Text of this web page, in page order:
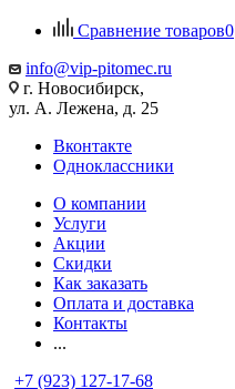
Сравнение товаров0
info@vip-pitomec.ru
г. Новосибирск,
ул. А. Лежена, д. 25
Вконтакте
Одноклассники
О компании
Услуги
Акции
Скидки
Как заказать
Оплата и доставка
Контакты
...
+7 (923) 127-17-68